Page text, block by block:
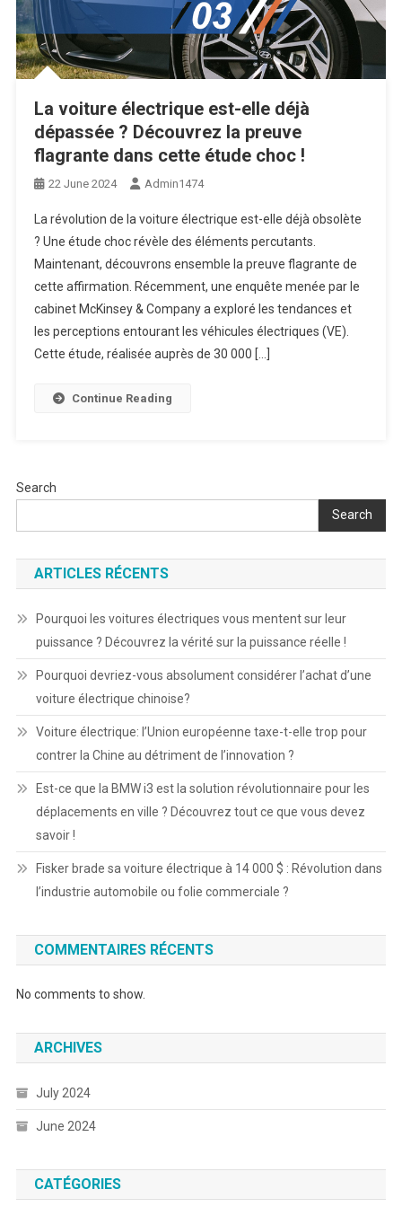
La voiture électrique est-elle déjà
dépassée ? Découvrez la preuve
flagrante dans cette étude choc !
22 June 2024 Admin1474
La révolution de la voiture électrique est-elle déjà obsolète
? Une étude choc révèle des éléments percutants.
Maintenant, découvrons ensemble la preuve flagrante de
cette affirmation. Récemment, une enquête menée par le
cabinet McKinsey & Company a exploré les tendances et
les perceptions entourant les véhicules électriques (VE).
Cette étude, réalisée auprès de 30 000 […]
Continue Reading
Search
Search
ARTICLES RÉCENTS
Pourquoi les voitures électriques vous mentent sur leur
puissance ? Découvrez la vérité sur la puissance réelle !
Pourquoi devriez-vous absolument considérer l’achat d’une
voiture électrique chinoise?
Voiture électrique: l’Union européenne taxe-t-elle trop pour
contrer la Chine au détriment de l’innovation ?
Est-ce que la BMW i3 est la solution révolutionnaire pour les
déplacements en ville ? Découvrez tout ce que vous devez
savoir !
Fisker brade sa voiture électrique à 14 000 $ : Révolution dans
l’industrie automobile ou folie commerciale ?
COMMENTAIRES RÉCENTS
No comments to show.
ARCHIVES
July 2024
June 2024
CATÉGORIES